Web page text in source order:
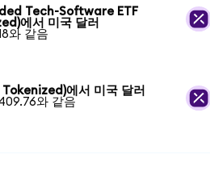
Tech-Software ETF
에서 미국 달러
와 같음
에서 미국 달러
와 같음